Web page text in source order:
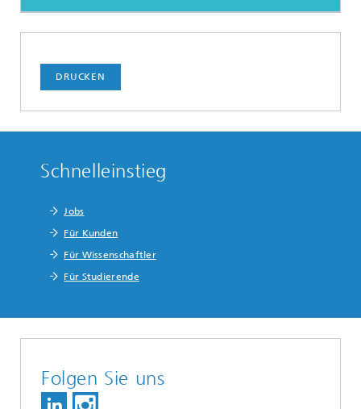
DRUCKEN
Schnelleinstieg
Jobs
Für Kunden
Für Wissenschaftler
Für Studierende
Folgen Sie uns